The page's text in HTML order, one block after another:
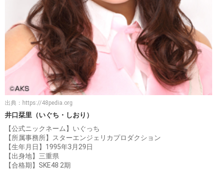
出典： https://48pedia.org
井口栞里（いぐち・しおり）
【公式ニックネーム】いぐっち
【所属事務所】スターエンジェリカプロダクション
【生年月日】1995年3月29日
【出身地】三重県
【合格期】SKE48 2期